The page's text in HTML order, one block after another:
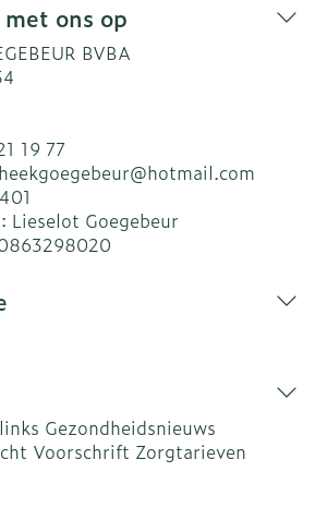
ons op
BVBA
19 77
hotmail.com
Lieselot Goegebeur
Gezondheidsnieuws
Voorschrift Zorgtarieven